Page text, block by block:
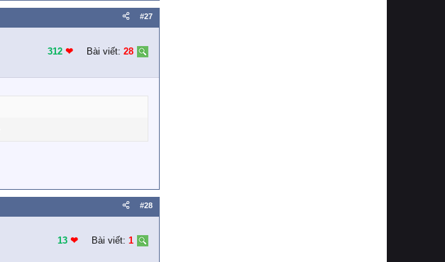
#27
312 ❤︎ Bài viết: 28
#28
13 ❤︎ Bài viết: 1